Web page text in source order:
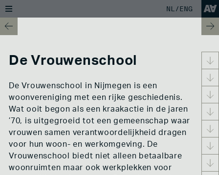
NL/ENG
WAT IS EIGENDOM
RECHTEN VOOR DE NATUUR
STEWARD OWNERSHIP
DEGROWTH
NON-WESTERN VIEW ON OWNERSHIP
DIGITAAL COLLECTIEF EIGENDOM
DRIEVOUDIG EIGENAARSCHAP
JURIDISCHE INNOVATIE
COLLECTIVITEIT
COMMONS
De Vrouwenschool
De Vrouwenschool in Nijmegen is een
woonvereniging met een rijke geschiedenis.
Wat ooit begon als een kraakactie in de jaren
’70, is uitgegroeid tot een gemeenschap waar
vrouwen samen verantwoordelijkheid dragen
voor hun woon- en werkomgeving. De
Vrouwenschool biedt niet alleen betaalbare
woonruimten maar ook werkplekken voor